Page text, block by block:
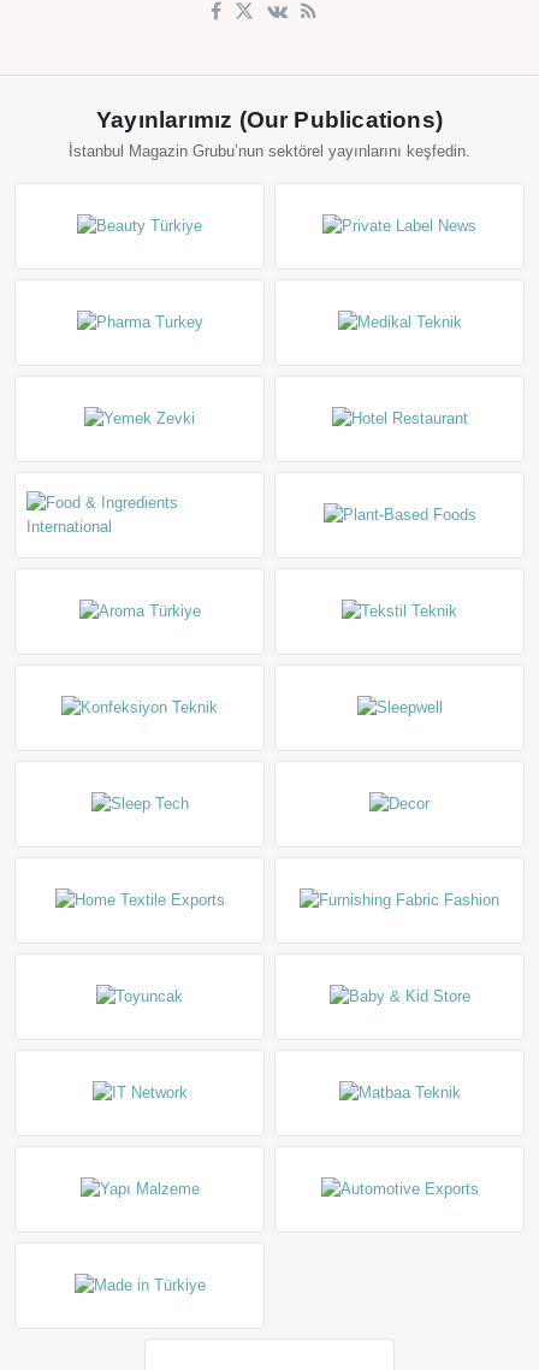
Yayınlarımız (Our Publications)
İstanbul Magazin Grubu’nun sektörel yayınlarını keşfedin.